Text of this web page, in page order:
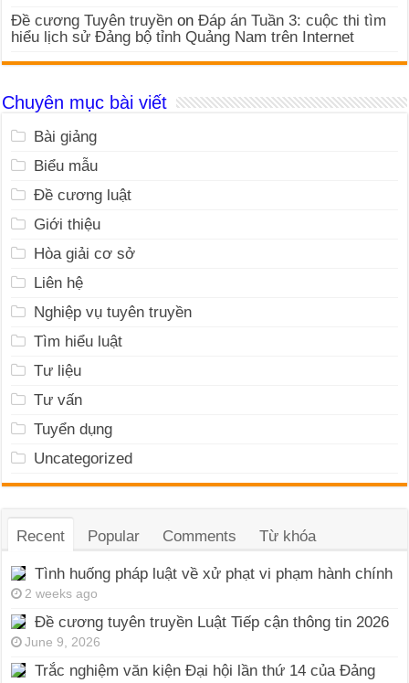
Đề cương Tuyên truyền onĐáp án Tuần 3: cuộc thi tìm
hiểu lịch sử Đảng bộ tỉnh Quảng Nam trên Internet
Chuyên mục bài viết
Bài giảng
Biểu mẫu
Đề cương luật
Giới thiệu
Hòa giải cơ sở
Liên hệ
Nghiệp vụ tuyên truyền
Tìm hiểu luật
Tư liệu
Tư vấn
Tuyển dụng
Uncategorized
Recent Popular Comments Từ khóa
Tình huống pháp luật về xử phạt vi phạm hành chính
2 weeks ago
Đề cương tuyên truyền Luật Tiếp cận thông tin 2026
June 9, 2026
Trắc nghiệm văn kiện Đại hội lần thứ 14 của Đảng